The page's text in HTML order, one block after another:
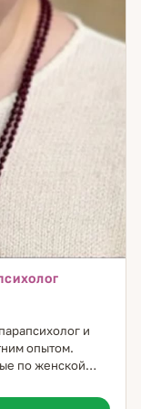
и
опытом.
по женской
восприятие
процессы